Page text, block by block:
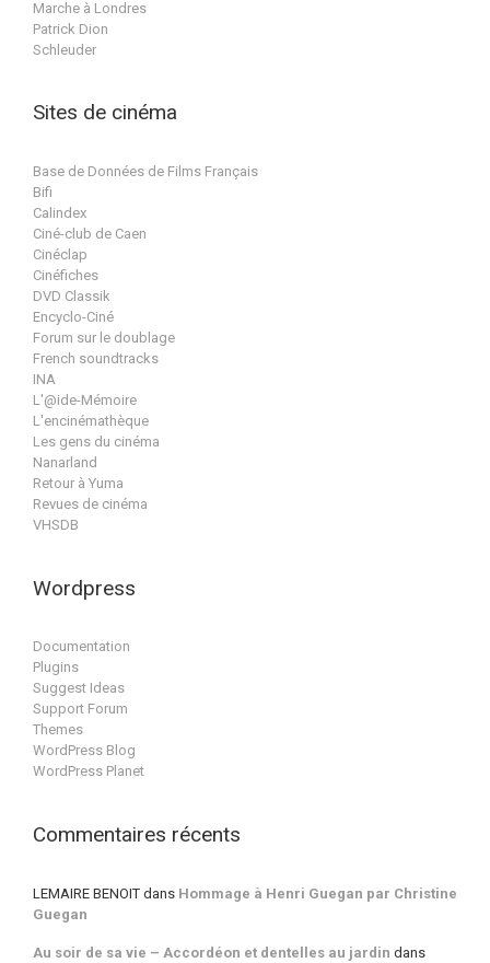
Marche à Londres
Patrick Dion
Schleuder
Sites de cinéma
Base de Données de Films Français
Bifi
Calindex
Ciné-club de Caen
Cinéclap
Cinéfiches
DVD Classik
Encyclo-Ciné
Forum sur le doublage
French soundtracks
INA
L'@ide-Mémoire
L'encinémathèque
Les gens du cinéma
Nanarland
Retour à Yuma
Revues de cinéma
VHSDB
Wordpress
Documentation
Plugins
Suggest Ideas
Support Forum
Themes
WordPress Blog
WordPress Planet
Commentaires récents
LEMAIRE BENOIT dans Hommage à Henri Guegan par Christine
Guegan
Au soir de sa vie – Accordéon et dentelles au jardin dans